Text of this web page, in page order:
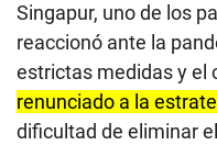
Singapur, uno de los
reaccionó ante la
estrictas medidas y el
renunciado a la
dificultad de eliminar